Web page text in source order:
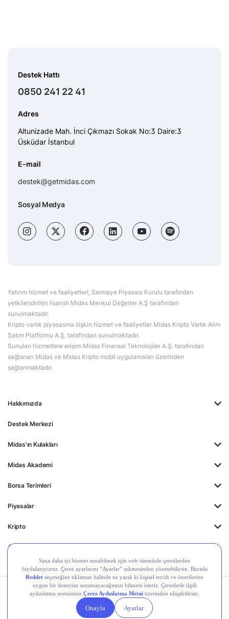
Hakkımızda
Destek Merkezi
Midas'ın Kulakları
Midas Akademi
Borsa Terimleri
Piyasalar
Kripto
Ayrıcalıklar
Destek Hattı
0850 241 22 41
Adres
Altunizade Mah. İnci Çıkmazı Sokak No:3 Daire:3
Üsküdar İstanbul
E-mail
destek@getmidas.com
Sosyal Medya
Yatırım hizmet ve faaliyetleri, Sermaye Piyasası Kurulu tarafından
yetkilendirilen lisanslı Midas Menkul Değerler A.Ş tarafından
sunulmaktadır.
Kripto varlık piyasasına ilişkin hizmet ve faaliyetler Midas Kripto Varlık Alım
Satım Platformu A.Ş. tarafından sunulmaktadır.
Sunulan hizmetlere erişim Midas Finansal Teknolojiler A.Ş. tarafından
sağlanan Midas ve Midas Kripto mobil uygulamaları üzerinden
sağlanmaktadır.
Kişisel Verilerin
Gizlilik
Yasal
Duyurular
Çerez